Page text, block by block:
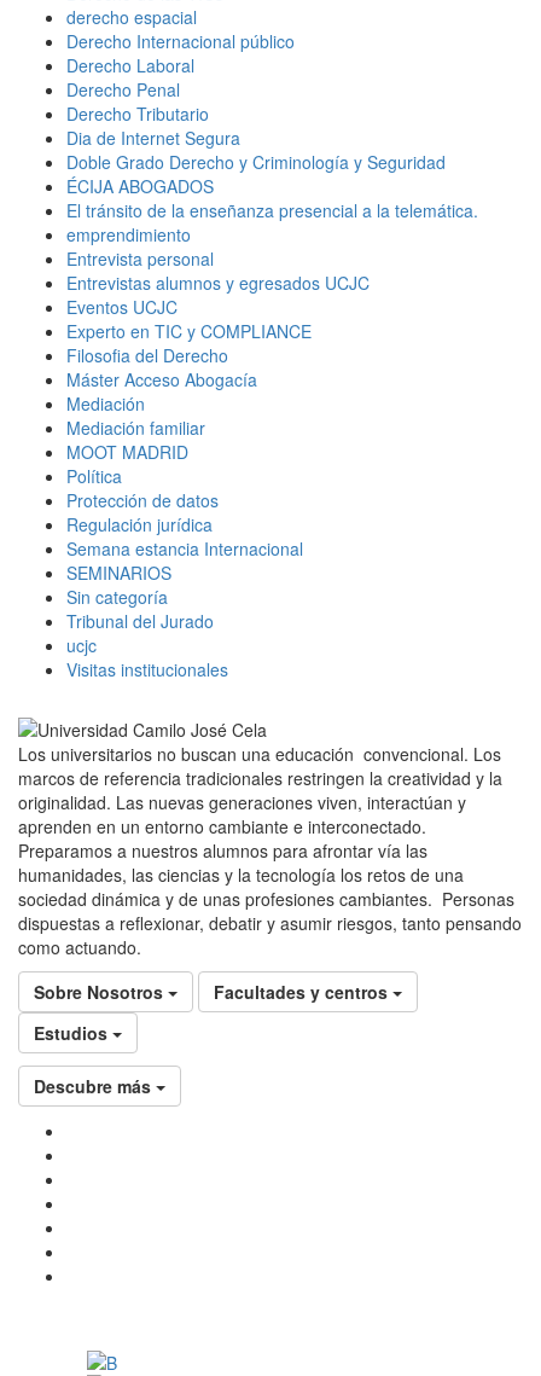
derecho espacial
Derecho Internacional público
Derecho Laboral
Derecho Penal
Derecho Tributario
Dia de Internet Segura
Doble Grado Derecho y Criminología y Seguridad
ÉCIJA ABOGADOS
El tránsito de la enseñanza presencial a la telemática.
emprendimiento
Entrevista personal
Entrevistas alumnos y egresados UCJC
Eventos UCJC
Experto en TIC y COMPLIANCE
Filosofia del Derecho
Máster Acceso Abogacía
Mediación
Mediación familiar
MOOT MADRID
Política
Protección de datos
Regulación jurídica
Semana estancia Internacional
SEMINARIOS
Sin categoría
Tribunal del Jurado
ucjc
Visitas institucionales
Los universitarios no buscan una educación convencional. Los
marcos de referencia tradicionales restringen la creatividad y la
originalidad. Las nuevas generaciones viven, interactúan y
aprenden en un entorno cambiante e interconectado.
Preparamos a nuestros alumnos para afrontar vía las
humanidades, las ciencias y la tecnología los retos de una
sociedad dinámica y de unas profesiones cambiantes. Personas
dispuestas a reflexionar, debatir y asumir riesgos, tanto pensando
como actuando.
Sobre Nosotros
Facultades y centros
Estudios
Descubre más